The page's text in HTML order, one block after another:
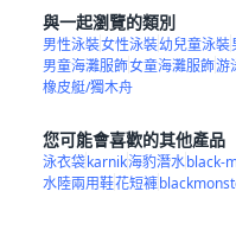
與一起瀏覽的類別
男性泳裝女性泳裝幼兒童泳裝
男童海灘服飾女童海灘服飾游
橡皮艇/獨木舟
您可能會喜歡的其他產品
泳衣袋karnik海豹潛水black-
水陸兩用鞋花短褲